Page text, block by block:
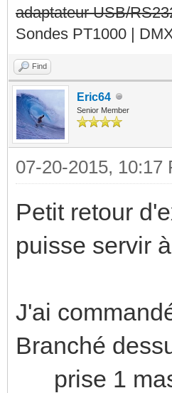
adaptateur USB/
Sondes PT1000 |
Find
Eric64
Senior Member
07-20-2015, 10:17
Petit retour
puisse servir
J'ai
Branché
prise 1